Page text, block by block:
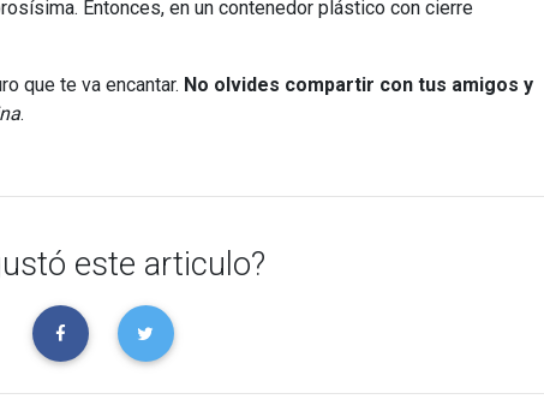
Entonces, en un contenedor plástico con cierre
que te va encantar. No olvides compartir con tus amigos y
.
este articulo?